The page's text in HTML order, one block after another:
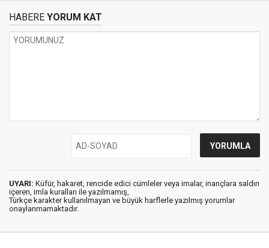
HABERE YORUM KAT
UYARI: Küfür, hakaret, rencide edici cümleler veya imalar, inançlara saldırı
içeren, imla kuralları ile yazılmamış,
Türkçe karakter kullanılmayan ve büyük harflerle yazılmış yorumlar
onaylanmamaktadır.